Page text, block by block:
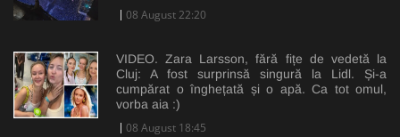
08 August 22:20
VIDEO. Zara Larsson, fără fițe de vedetă la
Cluj: A fost surprinsă singură la Lidl. Și-a
cumpărat o înghețată și o apă. Ca tot omul,
vorba aia :)
08 August 18:45